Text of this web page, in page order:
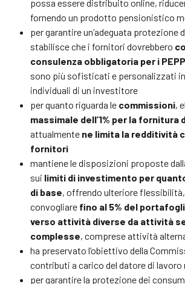
possa essere distribuito online,
fornendo un prodotto pensionistico
per garantire un’adeguata protezione
stabilisce che i fornitori dovrebbero
consulenza obbligatoria per i
sono più sofisticati e personalizzati
individuali di un investitore
per quanto riguarda le commissioni,
massimale dell’1% per la fornitura
attualmente ne limita la redditività
fornitori
mantiene le disposizioni proposte
sui limiti di investimento per
di base, offrendo ulteriore
convogliare fino al 5% del
verso attività diverse da attività
complesse, comprese attività
ha preservato l’obiettivo della
contributi a carico del datore di lavoro
per garantire la protezione dei